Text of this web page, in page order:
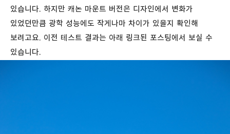
있습니다. 하지만 캐논 마운트 버전은 디자인에서 변화가
있었던만큼 광학 성능에도 작게나마 차이가 있을지 확인해
보려고요. 이전 테스트 결과는 아래 링크된 포스팅에서 보실 수
있습니다.